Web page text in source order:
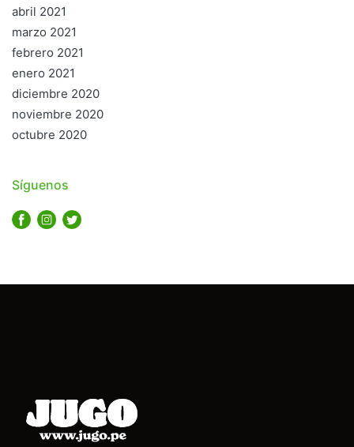
abril 2021
marzo 2021
febrero 2021
enero 2021
diciembre 2020
noviembre 2020
octubre 2020
Síguenos